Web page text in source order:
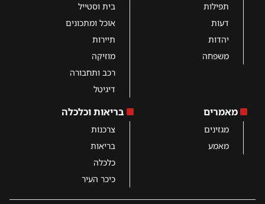
תפילות
דעות
יהדות
משפחה
בית וסטייל
אוכל ומתכונים
תיירות
מוזיקה
רכב ותחבורה
דיגיטל
מאמרים
מגזינים
מאמע
בריאות וכלכלה
צרכנות
בריאות
כלכלה
כיכר העיר